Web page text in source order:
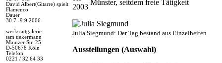
David Albert(Gitarre) spielt
Flamenco
Dauer
30.7.-9.9.2006
werkstattgalerie
tam uekermann
Mainzer Str. 25
D-50678 Köln
Telefon
0221 / 32 64 33
2003
Münster, seitdem freie Tätigkeit
Julia Siegmund: Der Tag bestand aus Einzelheiten
Ausstellungen (Auswahl)